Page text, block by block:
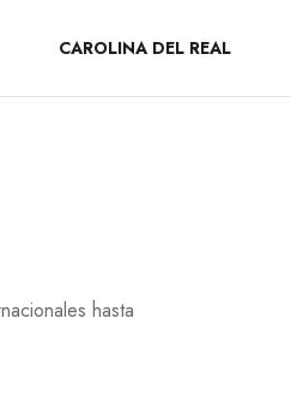
CAROLINA DEL REAL
hasta